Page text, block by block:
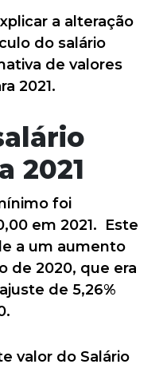
a alteração
do salário
de valores
2021.
2021
foi
em 2021. Este
a um aumento
de 2020, que era
de 5,26%
valor do Salário